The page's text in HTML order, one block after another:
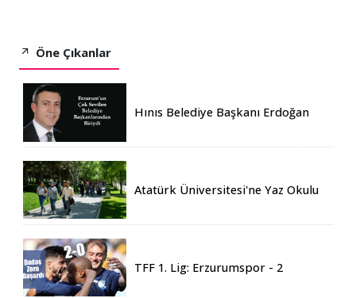
Öne Çıkanlar
Hınıs Belediye Başkanı Erdoğan
Atatürk Üniversitesi'ne Yaz Okulu
TFF 1. Lig: Erzurumspor - 2